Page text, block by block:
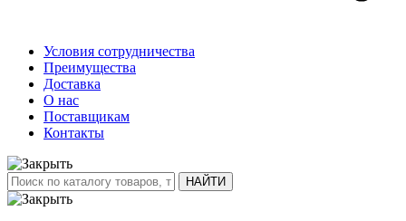
Условия сотрудничества
Преимущества
Доставка
О нас
Поставщикам
Контакты